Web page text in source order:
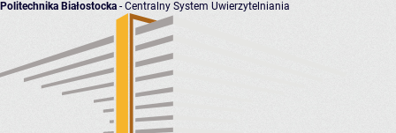
Politechnika Białostocka - Centralny System Uwierzytelniania